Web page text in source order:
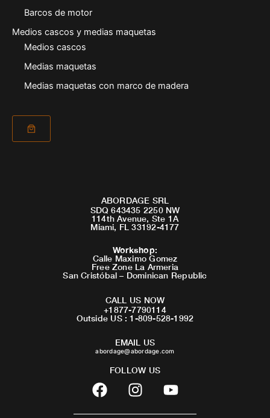
Barcos de motor
Medios cascos y medias maquetas
Medios cascos
Medias maquetas
Medias maquetas con marco de madera
ABORDAGE SRL
SDQ 643435 2250 NW
114th Avenue, Ste 1A
Miami, FL 33192-4177
Workshop:
Calle Maximo Gomez
Free Zone La Armeria
San Cristóbal – Dominican Republic
CALL US NOW
+1877-7790114
Outside US : 1-809-528-1992
EMAIL US
abordage@abordage.com
FOLLOW US
F
a
c
I
n
s
Y
o
u